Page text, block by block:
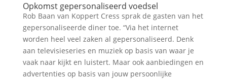
Opkomst gepersonaliseerd voedsel
Rob Baan van Koppert Cress sprak de gasten van het
gepersonaliseerde diner toe. “Via het internet
worden heel veel zaken al gepersonaliseerd. Denk
aan televisieseries en muziek op basis van waar je
vaak naar kijkt en luistert. Maar ook aanbiedingen en
advertenties op basis van jouw persoonlijke